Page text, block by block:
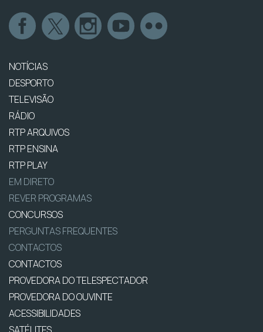
NOTÍCIAS
DESPORTO
TELEVISÃO
RÁDIO
RTP ARQUIVOS
RTP ENSINA
RTP PLAY
EM DIRETO
REVER PROGRAMAS
CONCURSOS
PERGUNTAS FREQUENTES
CONTACTOS
CONTACTOS
PROVEDORA DO TELESPECTADOR
PROVEDORA DO OUVINTE
ACESSIBILIDADES